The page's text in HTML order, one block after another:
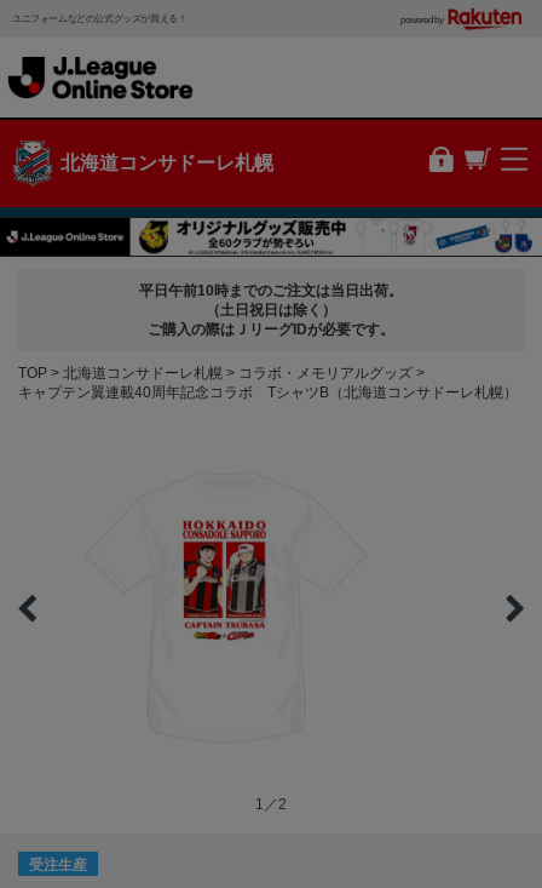
ユニフォームなどの公式グッズが買える！ powered by
北海道コンサドーレ札幌
平日午前10時までのご注文は当日出荷。
（土日祝日は除く）
ご購入の際はＪリーグIDが必要です。
TOP 北海道コンサドーレ札幌
コラボ・メモリアルグッズ
キャプテン翼連載40周年記念コラボ TシャツB（北海道コンサドーレ札幌）
1／2
受注生産